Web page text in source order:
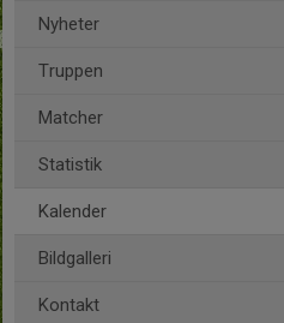
Nyheter
Truppen
Matcher
Statistik
Kalender
Bildgalleri
Kontakt